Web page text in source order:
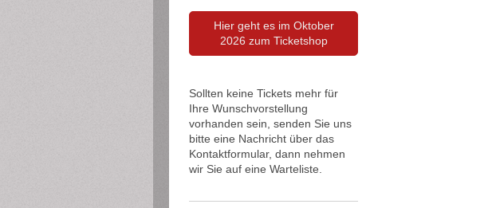
Hier geht es im Oktober
2026 zum Ticketshop
Sollten keine Tickets mehr für
Ihre Wunschvorstellung
vorhanden sein, senden Sie uns
bitte eine Nachricht über das
Kontaktformular, dann nehmen
wir Sie auf eine Warteliste.